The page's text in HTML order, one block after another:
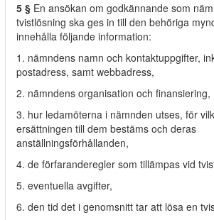
5 § En ansökan om godkännande som
tvistlösning ska ges in till den behöriga
innehålla följande information:
1. nämndens namn och kontaktuppgifter,
postadress, samt webbadress,
2. nämndens organisation och finansiering,
3. hur ledamöterna i nämnden utses, för
ersättningen till dem bestäms och deras
anställningsförhållanden,
4. de förfaranderegler som tillämpas vid
5. eventuella avgifter,
6. den tid det i genomsnitt tar att lösa en